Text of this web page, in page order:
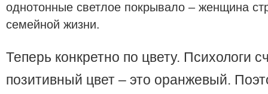
однотонные светлое покрывало – женщина
семейной жизни.
Теперь конкретно по цвету. Психологи
позитивный цвет – это оранжевый.